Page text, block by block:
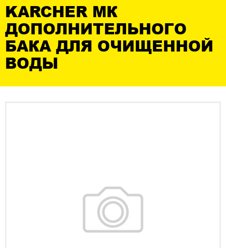
KARCHER МК
ДОПОЛНИТЕЛЬНОГО
БАКА ДЛЯ ОЧИЩЕННОЙ
ВОДЫ